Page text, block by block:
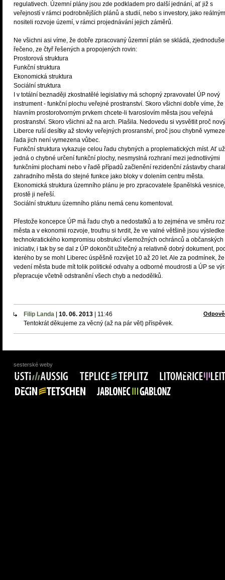
regulativech. Územní plány jsou zde podkladem pro další jednání, ať již s
veřejností v rámci podrobnějších plánů a studií, nebo s investory, jako
nositeli rozvoje území, v rámci projednávání jejich záměrů.
Ne všichni asi víme, že dobře zpracovaný ůzemní plán se skládá,
řečeno, ze čtyř řešených a propojených rovin:
Prostorová struktura
Funkční struktura
Ekonomická struktura
Sociální struktura
I v totální beznaději zkostnatělé legislativy má schopný zpravovatel ÚP nový
instrument - funkční plochu veřejné prostranství. Skoro všichni dobře víme, že
hlavním prostorotvorným prvkem chcete-li tvaroslovím města jsou veřejná
prostranství. Skoro všichni až na arch. Plašila. Nedovedu si vysvětlit proč
Liberce ruší desítky až stovky veřejných prosranství, proč jsou chybně
řada jich není vymezena vůbec.
Funkční struktura vykazuje celou řadu chybných a proplematických míst. Ať
jedná o chybné určení funkční plochy, nesmyslná rozhraní mezi jednotlivými
funkčními plochami nebo v řadě případů začlenění rezidenční zástavby
zahradního města do stejné funkce jako bloky v dolením centru města.
Ekonomická struktura územního plánu je pro zpracovatele španělská vesnice,
prostě ji neřeší.
Sociální strukturu územního plánu nemá cenu komentovat.
Přestože koncepce ÚP má řadu chyb a nedostatků a to zejména ve směru
města a v ekonomii rozvoje, troufnu si tvrdit, že ve valné většině jsou
technokratického kompromisu obstrukcí všemožných ochránců a občanských
iniciativ, i tak by se dal z ÚP dokončit užitečný a relativně dobrý dokument,
kterého by se mohl Liberec úspěšně rozvíjet 10 až 20 let. Ale za podmínek, že
vedení města bude mít tolik politické odvahy a odborné moudrosti a ÚP se
přepracuje včetně odstranění všech chyb a nedodělků.
Filip Landa 10. 06. 2013 11:46
Tentokrát děkujeme za věcný (až na pár vět) příspěvek.
sesterské weby